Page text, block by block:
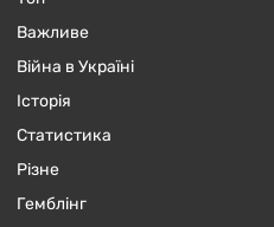
Важливе
Війна в Україні
Історія
Статистика
Різне
Гемблінг